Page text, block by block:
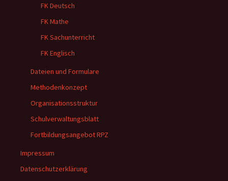
FK Deutsch
FK Mathe
FK Sachunterricht
FK Englisch
Dateien und Formulare
Methodenkonzept
Organisationsstruktur
Schulverwaltungsblatt
Fortbildungsangebot RPZ
Impressum
Datenschutzerklärung